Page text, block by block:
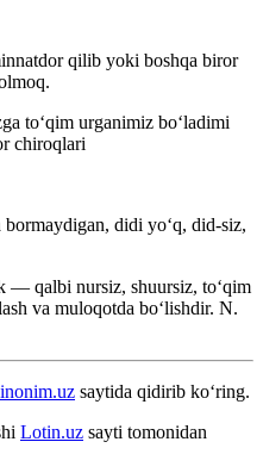
qilib yoki boshqa biror
toʻqim urganimiz boʻladimi
chiroqlari
bormaydigan, didi yoʻq, did-siz,
— qalbi nursiz, shuursiz, toʻqim
va muloqotda boʻlishdir. N.
saytida qidirib ko‘ring.
Lotin.uz sayti tomonidan